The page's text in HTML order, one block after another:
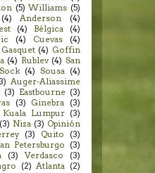
(5) Williams (5)
(4) Anderson
(4)
(4) Bélgica
(4)
(4) Cuevas
(4)
Gasquet (4) Goffin
(4) Rublev (4) San
Sock (4) Sousa (4)
Auger-Aliassime
(3) Eastbourne (3)
(3) Ginebra (3)
Kuala Lumpur (3)
(3) Niza (3) Opinión
(3) Quito
(3)
Petersburgo (3)
(3) Verdasco
(3)
(2) Atlanta (2)